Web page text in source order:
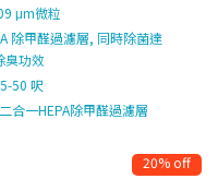
μm微粒
除甲醛過濾層, 同時除菌達
臭功效
50 呎
合一HEPA除甲醛過濾層
20% off